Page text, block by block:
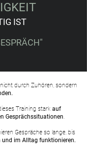
IST
durch Zuhören, sondern
Training stark auf
Gesprächssituationen.
Gespräche so lange, bis
und im Alltag funktionieren.